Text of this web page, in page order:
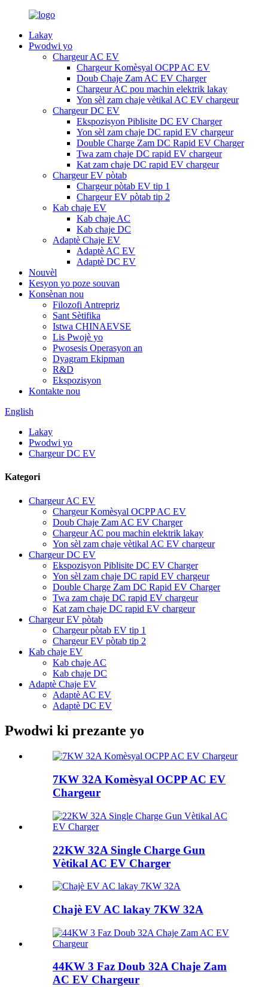
Lakay
Pwodwi yo
Chargeur AC EV
Chargeur Komèsyal OCPP AC EV
Doub Chaje Zam AC EV Charger
Chargeur AC pou machin elektrik lakay
Yon sèl zam chaje vètikal AC EV chargeur
Chargeur DC EV
Ekspozisyon Piblisite DC EV Charger
Yon sèl zam chaje DC rapid EV chargeur
Double Charge Zam DC Rapid EV Charger
Twa zam chaje DC rapid EV chargeur
Kat zam chaje DC rapid EV chargeur
Chargeur EV pòtab
Chargeur pòtab EV tip 1
Chargeur EV pòtab tip 2
Kab chaje EV
Kab chaje AC
Kab chaje DC
Adaptè Chaje EV
Adaptè AC EV
Adaptè DC EV
Nouvèl
Kesyon yo poze souvan
Konsènan nou
Filozofi Antrepriz
Sant Sètifika
Istwa CHINAEVSE
Lis Pwojè yo
Pwosesis Operasyon an
Dyagram Ekipman
R&D
Ekspozisyon
Kontakte nou
English
Lakay
Pwodwi yo
Chargeur DC EV
Kategori
Chargeur AC EV
Chargeur Komèsyal OCPP AC EV
Doub Chaje Zam AC EV Charger
Chargeur AC pou machin elektrik lakay
Yon sèl zam chaje vètikal AC EV chargeur
Chargeur DC EV
Ekspozisyon Piblisite DC EV Charger
Yon sèl zam chaje DC rapid EV chargeur
Double Charge Zam DC Rapid EV Charger
Twa zam chaje DC rapid EV chargeur
Kat zam chaje DC rapid EV chargeur
Chargeur EV pòtab
Chargeur pòtab EV tip 1
Chargeur EV pòtab tip 2
Kab chaje EV
Kab chaje AC
Kab chaje DC
Adaptè Chaje EV
Adaptè AC EV
Adaptè DC EV
Pwodwi ki prezante yo
7KW 32A Komèsyal OCPP AC EV
Chargeur
22KW 32A Single Charge Gun
Vètikal AC EV Charger
Chajè EV AC lakay 7KW 32A
44KW 3 Faz Doub 32A Chaje Zam
AC EV Chargeur